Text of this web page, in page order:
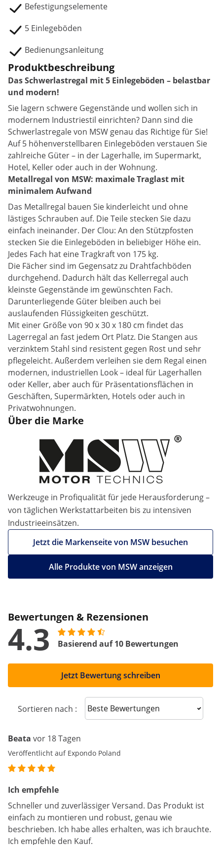
Befestigungselemente
5 Einlegeböden
Bedienungsanleitung
Produktbeschreibung
Das Schwerlastregal mit 5 Einlegeböden – belastbar
und modern!
Sie lagern schwere Gegenstände und wollen sich in
modernem Industriestil einrichten? Dann sind die
Schwerlastregale von MSW genau das Richtige für Sie!
Auf 5 höhenverstellbaren Einlegeböden verstauen Sie
zahlreiche Güter – in der Lagerhalle, im Supermarkt,
Hotel, Keller oder auch in der Wohnung.
Metallregal von MSW: maximale Traglast mit
minimalem Aufwand
Das Metallregal bauen Sie kinderleicht und ohne
lästiges Schrauben auf. Die Teile stecken Sie dazu
einfach ineinander. Der Clou: An den Stützpfosten
stecken Sie die Einlegeböden in beliebiger Höhe ein.
Jedes Fach hat eine Tragkraft von 175 kg.
Die Fächer sind im Gegensatz zu Drahtfachböden
durchgehend. Dadurch hält das Kellerregal auch
kleinste Gegenstände im gewünschten Fach.
Darunterliegende Güter bleiben auch bei
auslaufenden Flüssigkeiten geschützt.
Mit einer Größe von 90 x 30 x 180 cm findet das
Lagerregal an fast jedem Ort Platz. Die Stangen aus
verzinktem Stahl sind resistent gegen Rost und sehr
pflegeleicht. Außerdem verleihen sie dem Regal einen
modernen, industriellen Look – ideal für Lagerhallen
oder Keller, aber auch für Präsentationsflächen in
Geschäften, Supermärkten, Hotels oder auch in
Privatwohnungen.
Über die Marke
Werkzeuge in Profiqualität für jede Herausforderung –
von täglichen Werkstattarbeiten bis zu intensiven
Industrieeinsätzen.
Jetzt die Markenseite von MSW besuchen
Alle Produkte von MSW anzeigen
Bewertungen & Rezensionen
4.3 Basierend auf 10 Bewertungen
Jetzt Bewertung schreiben
Sortieren nach : Sort reviews
Beata vor 18 Tagen
Veröffentlicht auf Expondo Poland
Ich empfehle
Schneller und zuverlässiger Versand. Das Produkt ist
einfach zu montieren und robust, genau wie
beschrieben. Ich habe alles erhalten, was ich brauchte.
Ich empfehle den Kauf.